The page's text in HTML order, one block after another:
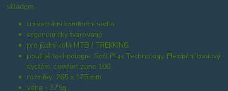
skladem.
univerzální komfortní sedlo
ergonomicky tvarované
pro jízdní kola MTB / TREKKING
použité technologie: Soft Plus Technology, Flexibilní bodový
systém, comfort zone 100
rozměry: 265 x 175 mm
váha - 375g